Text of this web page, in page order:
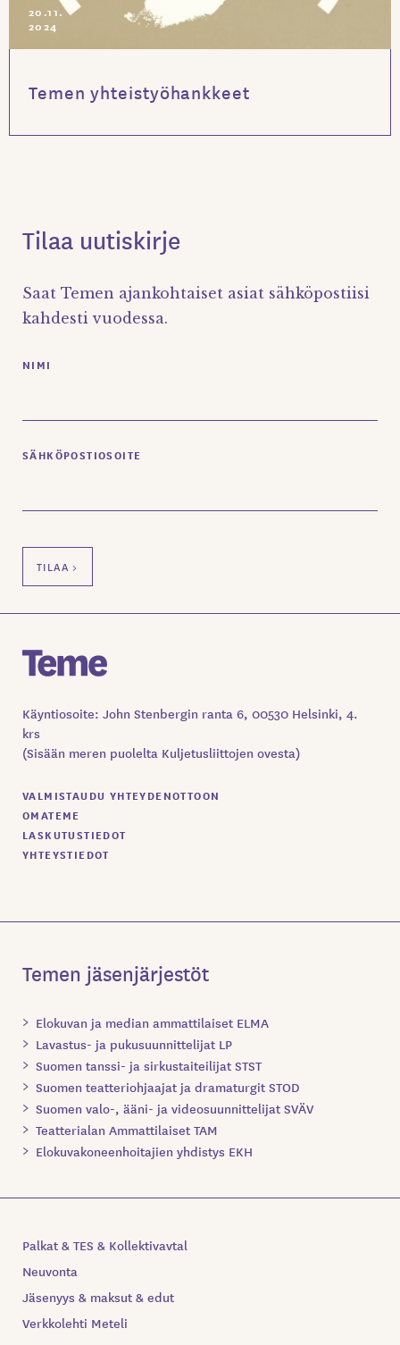
20.11.
2024
Temen yhteistyöhankkeet
Tilaa uutiskirje
Saat Temen ajankohtaiset asiat sähköpostiisi
kahdesti vuodessa.
NIMI
SÄHKÖPOSTIOSOITE
Käyntiosoite: John Stenbergin ranta 6, 00530 Helsinki, 4.
krs
(Sisään meren puolelta Kuljetusliittojen ovesta)
VALMISTAUDU YHTEYDENOTTOON
OMATEME
LASKUTUSTIEDOT
YHTEYSTIEDOT
Temen jäsenjärjestöt
Elokuvan ja median ammattilaiset ELMA
Lavastus- ja pukusuunnittelijat LP
Suomen tanssi- ja sirkustaiteilijat STST
Suomen teatteriohjaajat ja dramaturgit STOD
Suomen valo-, ääni- ja videosuunnittelijat SVÄV
Teatterialan Ammattilaiset TAM
Elokuvakoneenhoitajien yhdistys EKH
Palkat & TES & Kollektivavtal
Neuvonta
Jäsenyys & maksut & edut
Verkkolehti Meteli